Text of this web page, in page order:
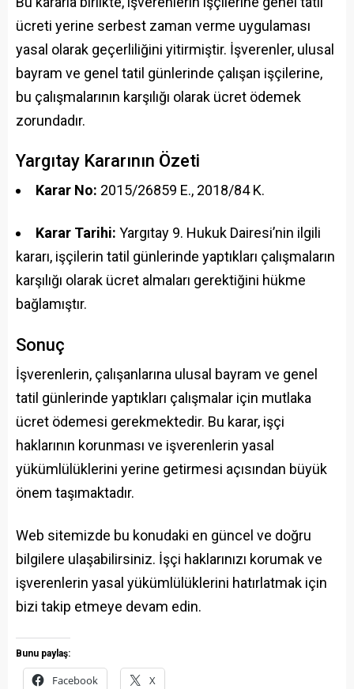
ücreti yerine serbest zaman verme uygulaması
yasal olarak geçerliliğini yitirmiştir. İşverenler, ulusal
bayram ve genel tatil günlerinde çalışan işçilerine,
bu çalışmalarının karşılığı olarak ücret ödemek
zorundadır.
Yargıtay Kararının Özeti
Karar No: 2015/26859 E., 2018/84 K.
Karar Tarihi: Yargıtay 9. Hukuk Dairesi’nin ilgili
kararı, işçilerin tatil günlerinde yaptıkları çalışmaların
karşılığı olarak ücret almaları gerektiğini hükme
bağlamıştır.
Sonuç
İşverenlerin, çalışanlarına ulusal bayram ve genel
tatil günlerinde yaptıkları çalışmalar için mutlaka
ücret ödemesi gerekmektedir. Bu karar, işçi
haklarının korunması ve işverenlerin yasal
yükümlülüklerini yerine getirmesi açısından büyük
önem taşımaktadır.
Web sitemizde bu konudaki en güncel ve doğru
bilgilere ulaşabilirsiniz. İşçi haklarınızı korumak ve
işverenlerin yasal yükümlülüklerini hatırlatmak için
bizi takip etmeye devam edin.
Bunu paylaş:
Facebook X